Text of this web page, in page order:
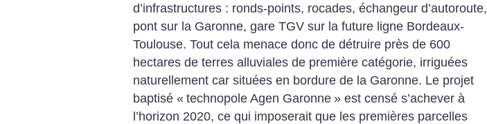
d’infrastructures : ronds-points, rocades, échangeur d’autoroute,
pont sur la Garonne, gare TGV sur la future ligne Bordeaux-
Toulouse. Tout cela menace donc de détruire près de 600
hectares de terres alluviales de première catégorie, irriguées
naturellement car situées en bordure de la Garonne. Le projet
baptisé « technopole Agen Garonne » est censé s’achever à
l’horizon 2020, ce qui imposerait que les premières parcelles